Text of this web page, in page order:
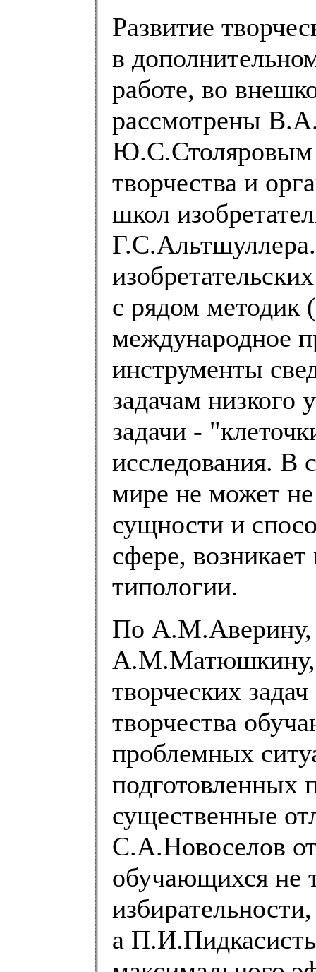
Развитие
в
работе, во
рассмотрены
Ю.С.Столяровым
творчества и
школ
с рядом
международное
инструменты
задачам низкого
задачи -
исследования. В
мире не может
сущности и
сфере,
типологии.
По А.М.Аверину,
А.М.Матюшкину,
творческих
творчества
проблемных
подготовленных
существенные
С.А.Новоселов
обучающихся не
а